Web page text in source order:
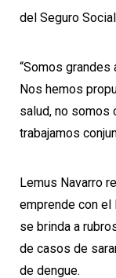
del Seguro
“Somos
Nos hemos
salud, no somos
trabajamos
Lemus Navarro
emprende con
se brinda a
de casos de
de dengue.